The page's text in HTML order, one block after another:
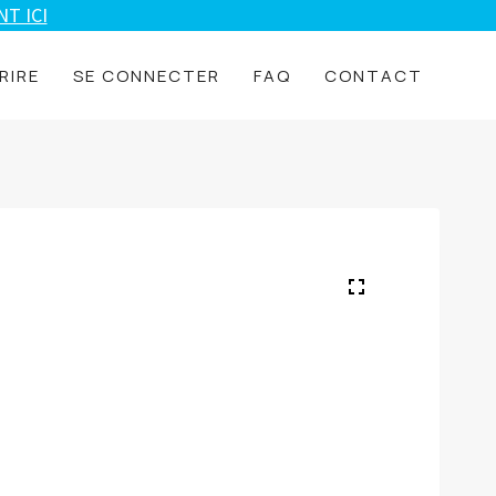
ICI
SE CONNECTER FAQ CONTACT